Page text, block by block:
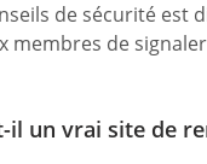
de sécurité est
membres de
il un vrai site de